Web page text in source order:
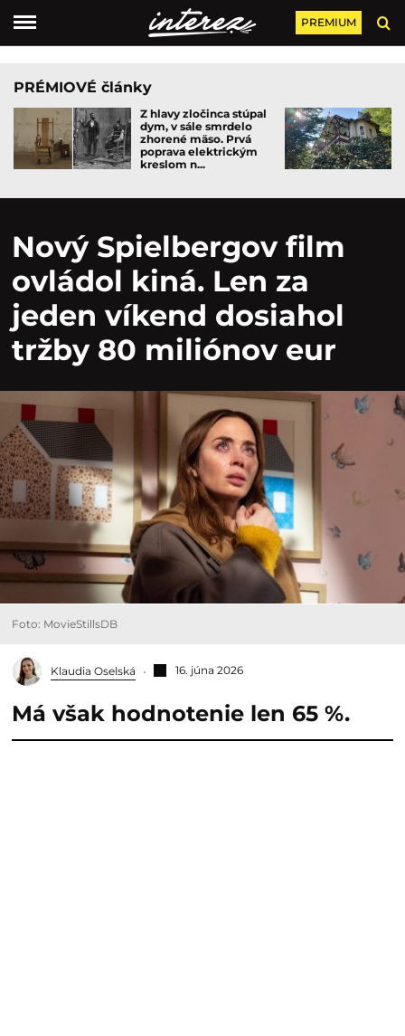
PREMIUM
PRÉMIOVÉ články
Z hlavy zločinca stúpal
dym, v sále smrdelo
zhorené mäso. Prvá
poprava elektrickým
kreslom n...
Nový Spielbergov film
ovládol kiná. Len za
jeden víkend dosiahol
tržby 80 miliónov eur
Foto: MovieStillsDB
Klaudia Oselská 16. júna 2026
Má však hodnotenie len 65 %.